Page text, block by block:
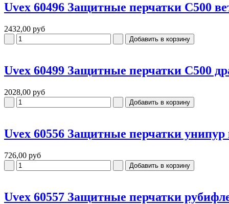
Uvex 60496 Защитные перчатки C500
2432,00 руб
Uvex 60499 Защитные перчатки C500
2028,00 руб
Uvex 60556 Защитные перчатки унипур
726,00 руб
Uvex 60557 Защитные перчатки